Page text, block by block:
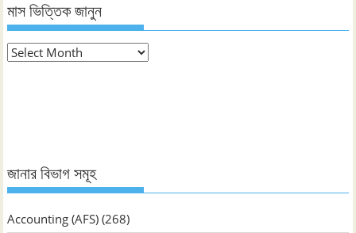
মাস ভিত্তিক জানুন
মাস
জানার বিভাগ সমূহ
Accounting (AFS) (268)